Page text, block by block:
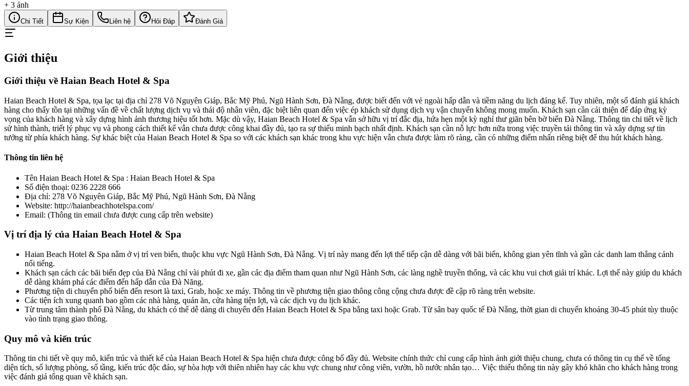
+ 3 ảnh
Chi Tiết Sự Kiện Liên hệ Hỏi Đáp Đánh Giá
Giới thiệu
Giới thiệu về Haian Beach Hotel & Spa
Haian Beach Hotel & Spa, tọa lạc tại địa chỉ 278 Võ Nguyên Giáp, Bắc Mỹ Phú, Ngũ Hành Sơn, Đà Nẵng, được biết đến với vẻ ngoài hấp dẫn và tiềm năng du lịch đáng kể. Tuy nhiên, một số đánh giá khách
hàng cho thấy tồn tại những vấn đề về chất lượng dịch vụ và thái độ nhân viên, đặc biệt liên quan đến việc ép khách sử dụng dịch vụ vận chuyển không mong muốn. Khách sạn cần cải thiện để đáp ứng kỳ
vọng của khách hàng và xây dựng hình ảnh thương hiệu tốt hơn. Mặc dù vậy, Haian Beach Hotel & Spa vẫn sở hữu vị trí đắc địa, hứa hẹn một kỳ nghỉ thư giãn bên bờ biển Đà Nẵng. Thông tin chi tiết về lịch
sử hình thành, triết lý phục vụ và phong cách thiết kế vẫn chưa được công khai đầy đủ, tạo ra sự thiếu minh bạch nhất định. Khách sạn cần nỗ lực hơn nữa trong việc truyền tải thông tin và xây dựng sự tin
tưởng từ phía khách hàng. Sự khác biệt của Haian Beach Hotel & Spa so với các khách sạn khác trong khu vực hiện vẫn chưa được làm rõ ràng, cần có những điểm nhấn riêng biệt để thu hút khách hàng.
Thông tin liên hệ
Tên Haian Beach Hotel & Spa : Haian Beach Hotel & Spa
Số điện thoại: 0236 2228 666
Địa chỉ: 278 Võ Nguyên Giáp, Bắc Mỹ Phú, Ngũ Hành Sơn, Đà Nẵng
Website: http://haianbeachhotelspa.com/
Email: (Thông tin email chưa được cung cấp trên website)
Vị trí địa lý của Haian Beach Hotel & Spa
Haian Beach Hotel & Spa nằm ở vị trí ven biển, thuộc khu vực Ngũ Hành Sơn, Đà Nẵng. Vị trí này mang đến lợi thế tiếp cận dễ dàng với bãi biển, không gian yên tĩnh và gần các danh lam thắng cảnh
nổi tiếng.
Khách sạn cách các bãi biển đẹp của Đà Nẵng chỉ vài phút đi xe, gần các địa điểm tham quan như Ngũ Hành Sơn, các làng nghề truyền thống, và các khu vui chơi giải trí khác. Lợi thế này giúp du khách
dễ dàng khám phá các điểm đến hấp dẫn của Đà Năng.
Phương tiện di chuyển phổ biến đến resort là taxi, Grab, hoặc xe máy. Thông tin về phương tiện giao thông công cộng chưa được đề cập rõ ràng trên website.
Các tiện ích xung quanh bao gồm các nhà hàng, quán ăn, cửa hàng tiện lợi, và các dịch vụ du lịch khác.
Từ trung tâm thành phố Đà Nẵng, du khách có thể dễ dàng di chuyển đến Haian Beach Hotel & Spa bằng taxi hoặc Grab. Từ sân bay quốc tế Đà Nẵng, thời gian di chuyển khoảng 30-45 phút tùy thuộc
vào tình trạng giao thông.
Quy mô và kiến trúc
Thông tin chi tiết về quy mô, kiến trúc và thiết kế của Haian Beach Hotel & Spa hiện chưa được công bố đầy đủ. Website chính thức chỉ cung cấp hình ảnh giới thiệu chung, chưa có thông tin cụ thể về tổng
diện tích, số lượng phòng, số tầng, kiến trúc độc đáo, sự hòa hợp với thiên nhiên hay các khu vực chung như công viên, vườn, hồ nước nhân tạo… Việc thiếu thông tin này gây khó khăn cho khách hàng trong
việc đánh giá tổng quan về khách sạn.